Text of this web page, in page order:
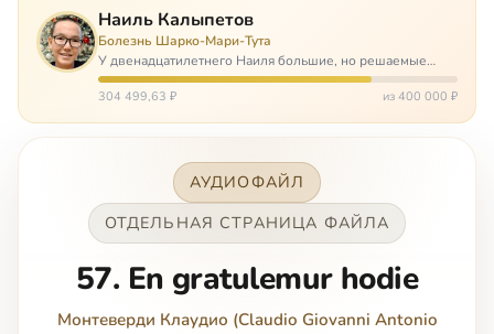
Наиль Калыпетов
Болезнь Шарко-Мари-Тута
У двенадцатилетнего Наиля большие, но решаемые
проблемы. Он болен редкой болезнью, которая ставит
перед ним множество непростых задача, угрожая в
304 499,63 ₽ из 400 000 ₽
АУДИОФАЙЛ
ОТДЕЛЬНАЯ СТРАНИЦА ФАЙЛА
57. En gratulemur hodie
Монтеверди Клаудио (Claudio Giovanni Antonio